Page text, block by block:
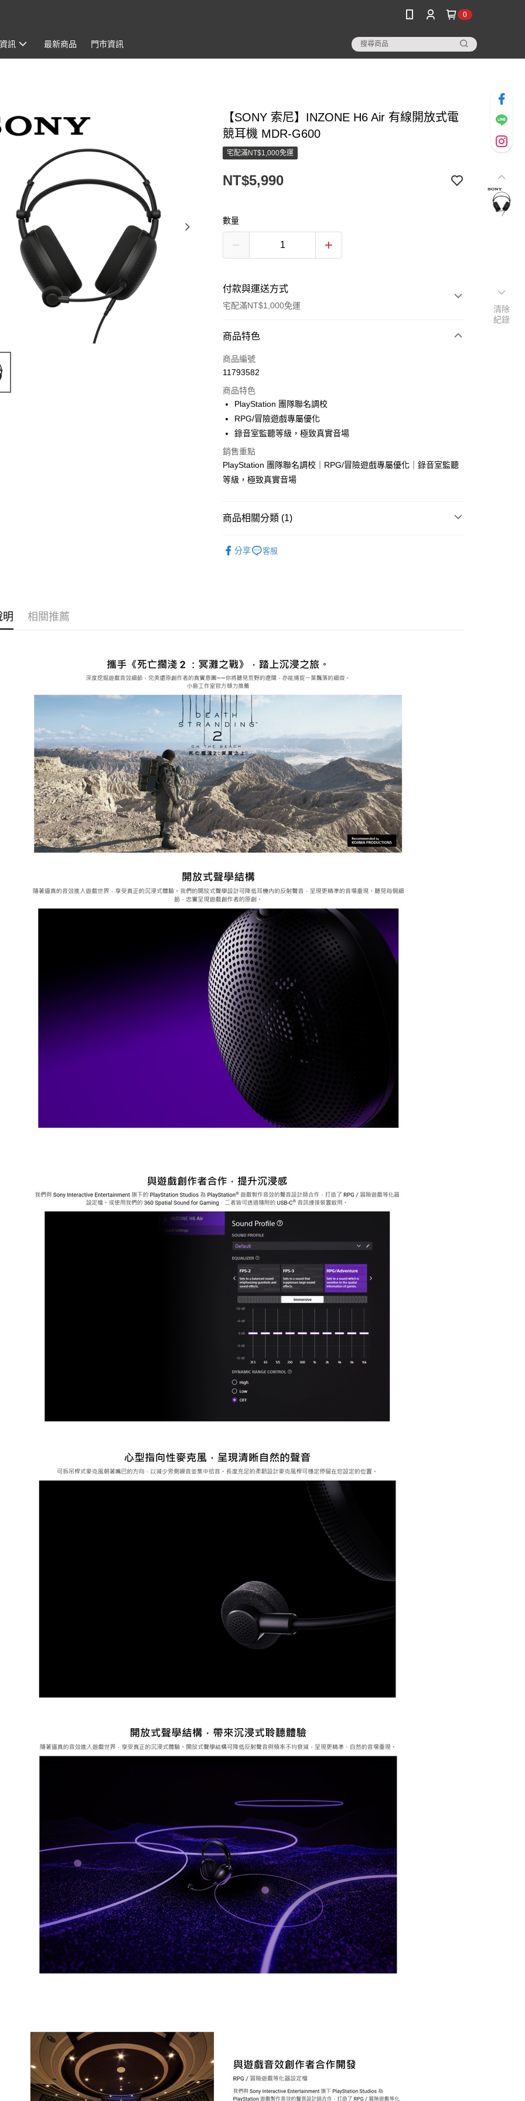
0
訊 最新商品 門市資訊
【SONY 索尼】INZONE H6 Air 有線開放式電
競耳機 MDR-G600
宅配滿NT$1,000免運
NT$5,990
數量
付款與運送方式
宅配滿NT$1,000免運
付款方式
信用卡一次付款
街口支付
悠遊付
運送方式
每筆NT$100，滿NT$1,000(含以上)免運費
每筆NT$150，滿NT$2,000(含以上)免運費
商品特色
商品編號
11793582
商品特色
PlayStation 團隊聯名調校
RPG/冒險遊戲專屬優化
錄音室監聽等級，極致真實音場
銷售重點
PlayStation 團隊聯名調校｜RPG/冒險遊戲專屬優化｜錄音室監聽
等級，極致真實音場
商品相關分類 (1)
分享
客服
明 相關推薦
清除
紀錄